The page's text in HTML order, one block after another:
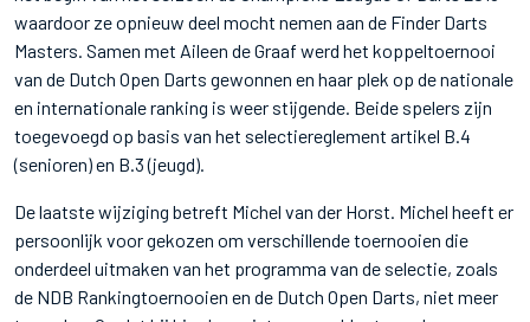
waardoor ze opnieuw deel mocht nemen aan de Finder Darts
Masters. Samen met Aileen de Graaf werd het koppeltoernooi
van de Dutch Open Darts gewonnen en haar plek op de nationale
en internationale ranking is weer stijgende. Beide spelers zijn
toegevoegd op basis van het selectiereglement artikel B.4
(senioren) en B.3 (jeugd).
De laatste wijziging betreft Michel van der Horst. Michel heeft er
persoonlijk voor gekozen om verschillende toernooien die
onderdeel uitmaken van het programma van de selectie, zoals
de NDB Rankingtoernooien en de Dutch Open Darts, niet meer